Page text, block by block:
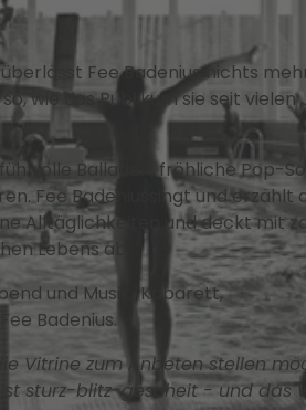
Fee Badenius nichts
wie das Publikum sie seit
Balladen, fröhliche Pop-
Fee Badeniussingt und erzählt
Alltäglichkeiten und deckt mit
Lebens ab.
und Musik-Kabarett,
Badenius.
Vitrine zum Anbeten stellen
sturz-blitz-gescheit - und das